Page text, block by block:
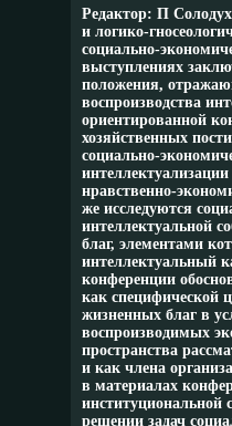
Редактор: П
и логико-
социально-
выступлениях
положения,
воспроизводства
ориентированной
хозяйственных
социально-
нравственно-
же исследуются
интеллектуальной
благ, элементами
интеллектуальный
конференции
как специфической
жизненных благ в
воспроизводимых
пространства
и как члена
в материалах
институциональной
решении задач